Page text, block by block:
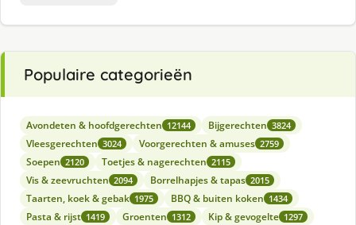
Populaire categorieën
Avondeten & hoofdgerechten 12144 Bijgerechten 3824
Vleesgerechten 3024 Voorgerechten & amuses 2759
Soepen 2120 Toetjes & nagerechten 2115
Vis & zeevruchten 2094 Borrelhapjes & tapas 2015
Taarten, koek & gebak 1975 BBQ & buiten koken 1434
Pasta & rijst 1419 Groenten 1312 Kip & gevogelte 1297